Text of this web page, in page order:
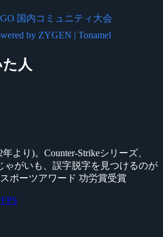
国内コミュニティ大会
by ZYGEN | Tonamel
人
より)。Counter-Strikeシリーズ、
ゃがいも、誤字脱字を見つけるのが
ポーツアワード 功労賞受賞